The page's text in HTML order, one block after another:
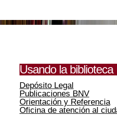
Usando la biblioteca
Depósito Legal
Publicaciones BNV
Orientación y Referencia
Oficina de atención al